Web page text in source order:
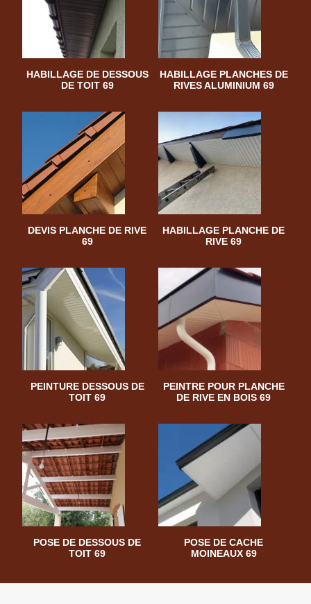
HABILLAGE DE DESSOUS
DE TOIT 69
HABILLAGE PLANCHES DE
RIVES ALUMINIUM 69
DEVIS PLANCHE DE RIVE
69
HABILLAGE PLANCHE DE
RIVE 69
PEINTURE DESSOUS DE
TOIT 69
PEINTRE POUR PLANCHE
DE RIVE EN BOIS 69
POSE DE DESSOUS DE
TOIT 69
POSE DE CACHE
MOINEAUX 69